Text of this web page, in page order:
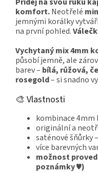
komfort.Neotřelé
jemnými korálky
na první pohled.
Vychytaný mix 4mm
působí jemně, ale
barev – bílá, růžová,
rosegold– si snadno
🎨 Vlastnosti
kombinace 4mm
originální a
saténové šňůrky
více barevných
možnost
poznámky ♥)